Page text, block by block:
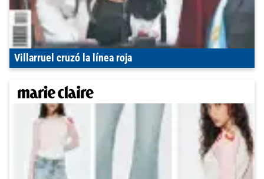
Villarruel cruzó la línea roja